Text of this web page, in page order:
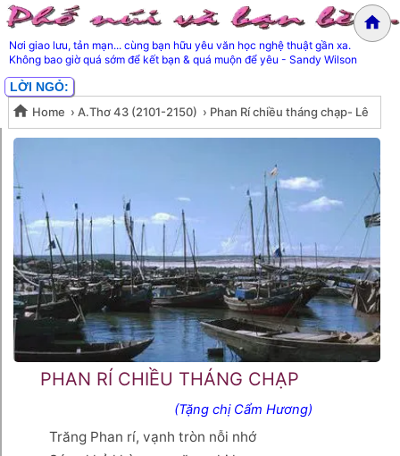
Nơi giao lưu, tản mạn... cùng bạn hữu yêu văn học nghệ thuật gần xa.
Không bao giờ quá sớm để kết bạn & quá muộn để yêu - Sandy Wilson
LỜI NGỎ:
Home › A.Thơ 43 (2101-2150) › Phan Rí chiều tháng chạp- Lê
Thanh Hùng
Phan Rí chiều tháng chạp- Lê
Thanh Hùng
PHAN RÍ CHIỀU THÁNG CHẠP
(Tặng chị Cẩm Hương)
Trăng Phan rí, vạnh tròn nỗi nhớ